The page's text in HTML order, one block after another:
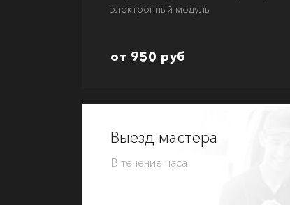
электронный модуль
от 950 руб
Выезд мастера
В течение часа